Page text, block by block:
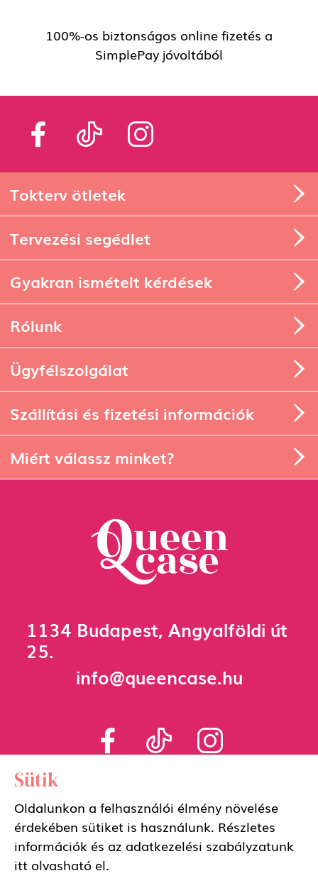
100%-os biztonságos online fizetés a
Tervezési segédlet
Gyakran ismételt kérdések
Ügyfélszolgálat
1134 Budapest, Angyalföldi út
25.
info@queencase.hu
Adatkezelési szabályzat
Általános szerződési feltételek
Sütik
Oldalunkon a felhasználói élmény növelése
érdekében sütiket is használunk. Részletes
információk és az adatkezelési szabályzatunk
itt olvasható el.